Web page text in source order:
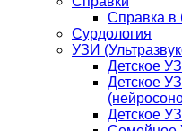
Справка в
Сурдология
УЗИ
Детское
Детское
Детское